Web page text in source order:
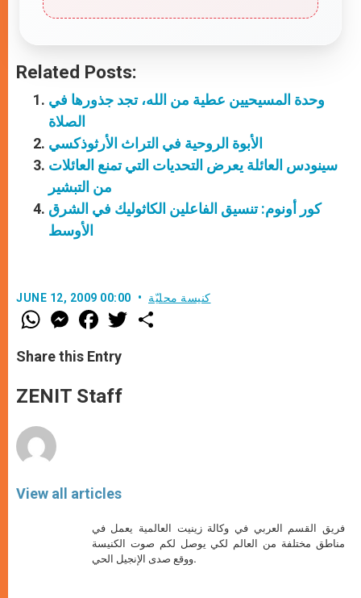
Related Posts:
وحدة المسيحيين عطية من الله، تجد جذورها في
الصلاة
الأبوة الروحية في التراث الأرثوذكسي
سينودس العائلة يعرض التحديات التي تمنع العائلات
من التبشير
كور أونوم: تنسيق الفاعلين الكاثوليك في الشرق
الأوسط
JUNE 12, 2009 00:00 كنيسة محليّة
W
h
t
s
p
p
M
e
s
e
g
e
F
a
e
b
o
k
w
Share this Entry
ZENIT Staff
View all articles
فريق القسم العربي في وكالة زينيت العالمية يعمل في
مناطق مختلفة من العالم لكي يوصل لكم صوت الكنيسة
ووقع صدى الإنجيل الحي.